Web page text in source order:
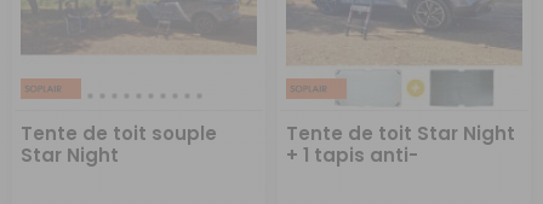
Tente de toit souple
Star Night
Tente de toit Star Night
+ 1 tapis anti-